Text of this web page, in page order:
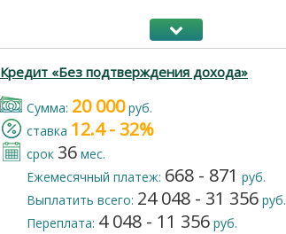
Кредит «Без подтверждения дохода»
Cумма: 20 000руб.
cтавка 12.4 - 32%
срок 36 мес.
Ежемесячный платеж: 668 - 871 руб.
Выплатить всего: 24 048 - 31 356 руб.
Переплата: 4 048 - 11 356 руб.